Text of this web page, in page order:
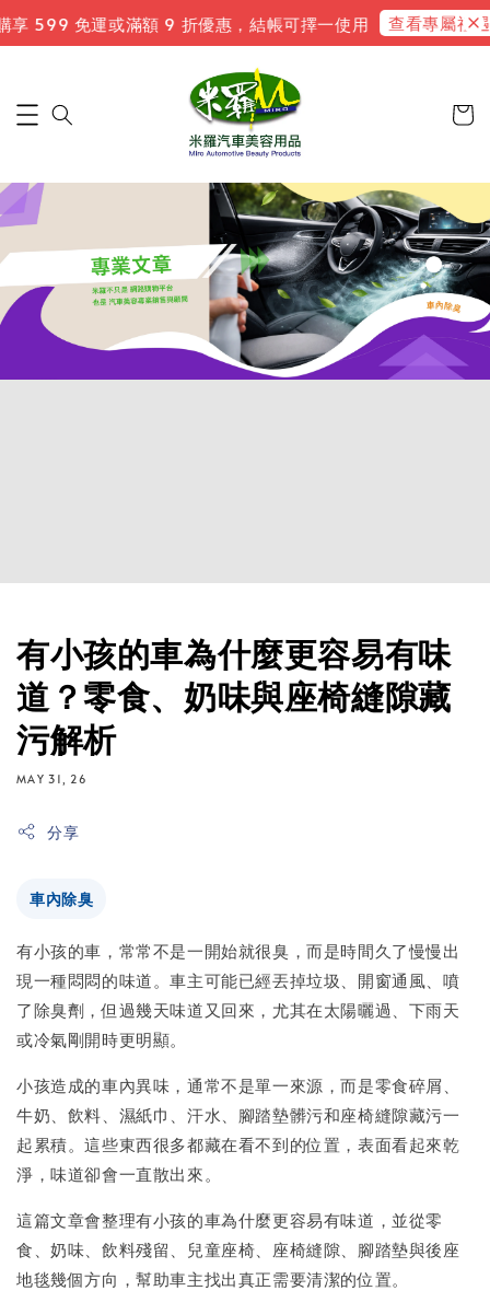
免運或滿額 9 折優惠，結帳可擇一使用 查看專屬禮遇 新
有小孩的車為什麼更容易有味
道？零食、奶味與座椅縫隙藏
污解析
MAY 31, 26
分享
車內除臭
有小孩的車，常常不是一開始就很臭，而是時間久了慢慢出
現一種悶悶的味道。車主可能已經丟掉垃圾、開窗通風、噴
了除臭劑，但過幾天味道又回來，尤其在太陽曬過、下雨天
或冷氣剛開時更明顯。
小孩造成的車內異味，通常不是單一來源，而是零食碎屑、
牛奶、飲料、濕紙巾、汗水、腳踏墊髒污和座椅縫隙藏污一
起累積。這些東西很多都藏在看不到的位置，表面看起來乾
淨，味道卻會一直散出來。
這篇文章會整理有小孩的車為什麼更容易有味道，並從零
食、奶味、飲料殘留、兒童座椅、座椅縫隙、腳踏墊與後座
地毯幾個方向，幫助車主找出真正需要清潔的位置。